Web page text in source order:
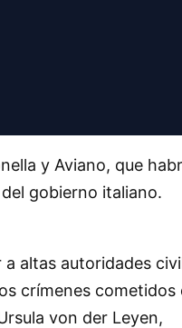
y Aviano, que
gobierno italiano.
altas autoridades
crímenes cometidos
von der Leyen,